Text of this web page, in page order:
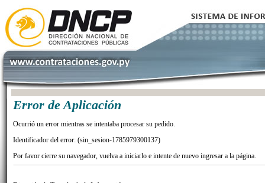
Error de Aplicación
Ocurrió un error mientras se intentaba procesar su pedido.
Identificador del error: (sin_sesion-1785979300137)
Por favor cierre su navegador, vuelva a iniciarlo e intente de nuevo ingresar a la página.